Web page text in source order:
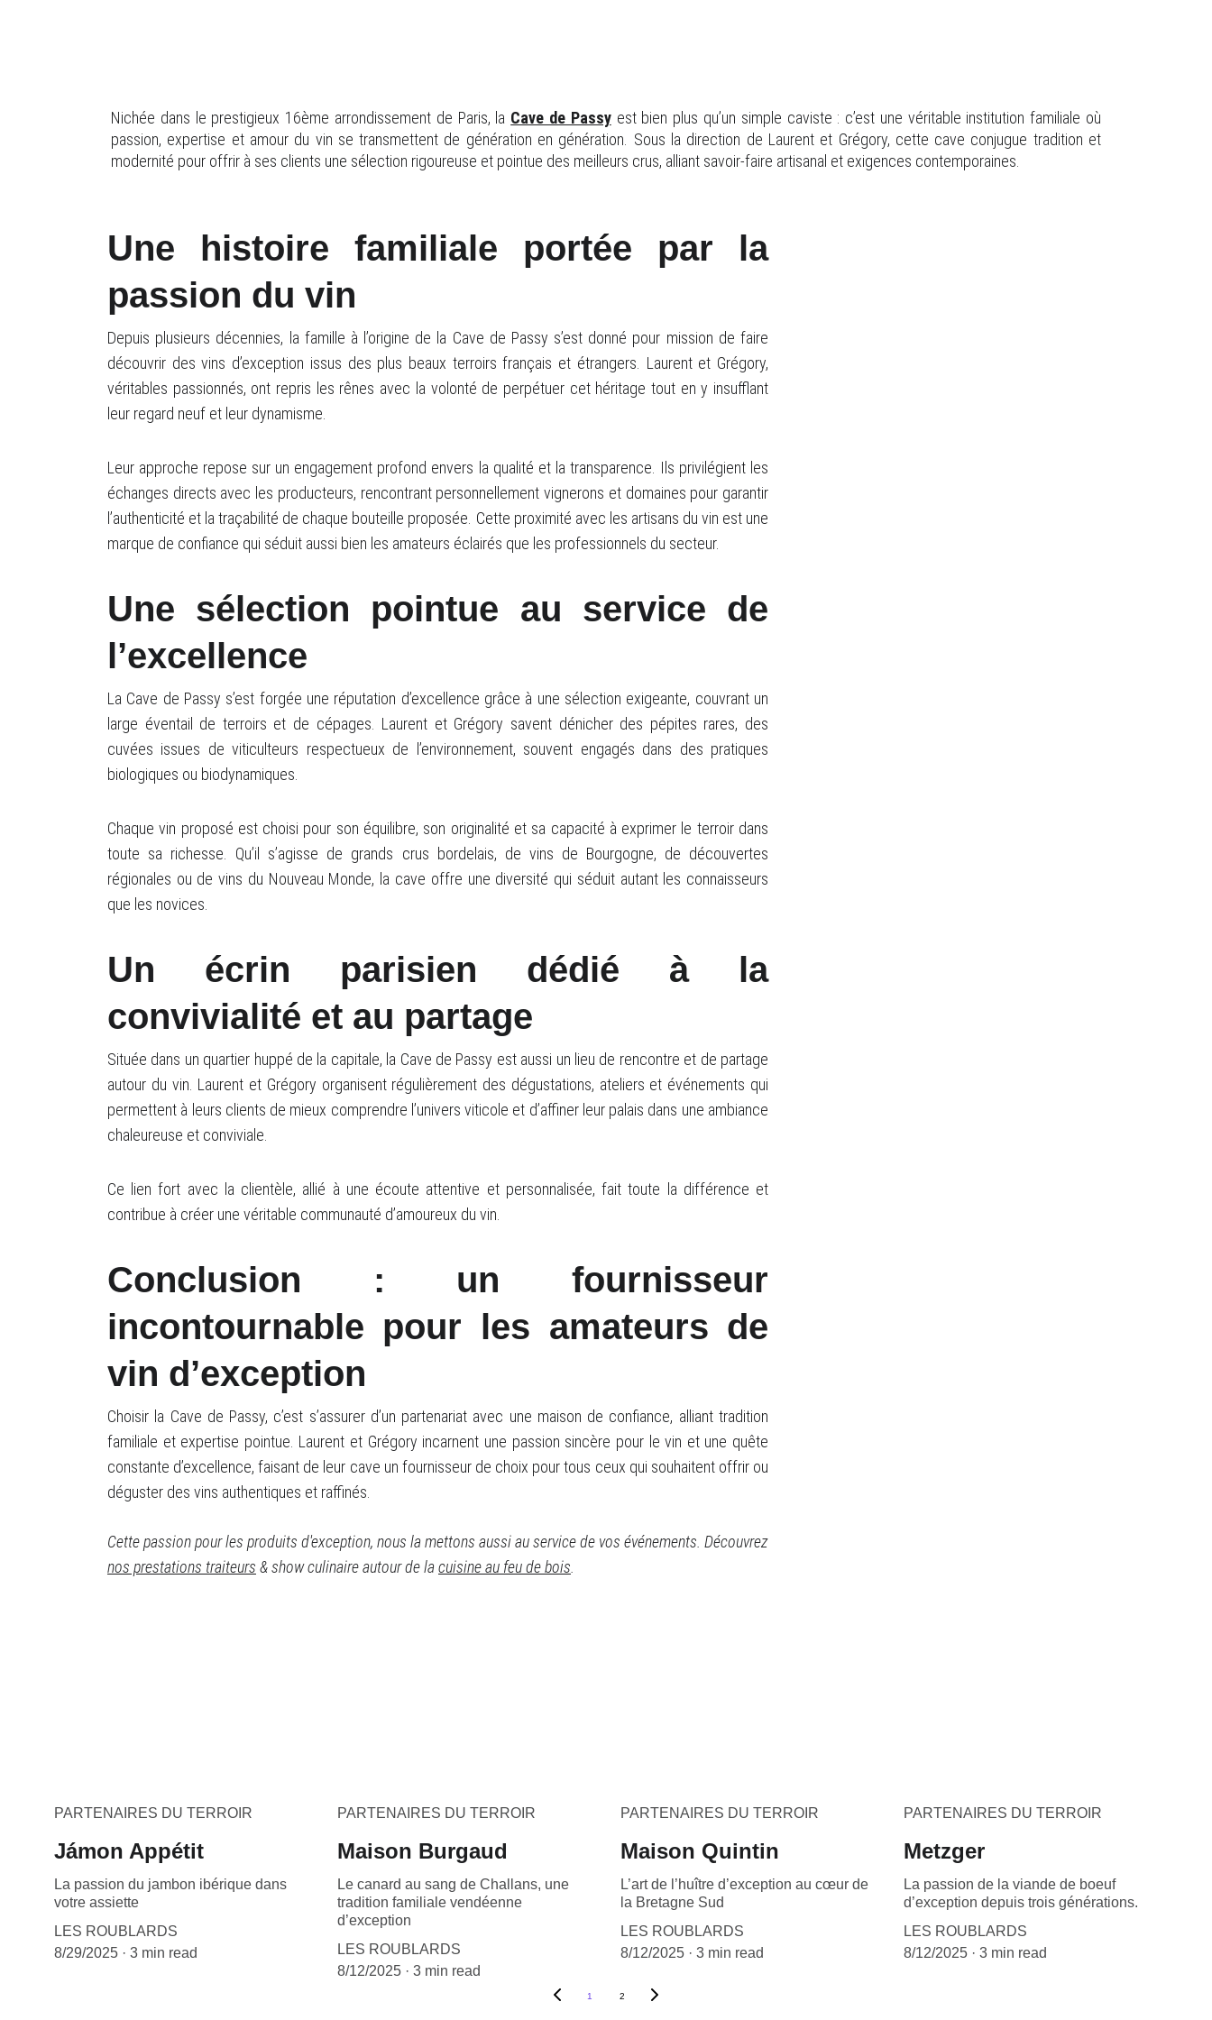
Une histoire familiale portée par la
passion du vin
Depuis plusieurs décennies, la famille à l’origine de la Cave de Passy s’est donné pour mission de faire
découvrir des vins d’exception issus des plus beaux terroirs français et étrangers. Laurent et Grégory,
véritables passionnés, ont repris les rênes avec la volonté de perpétuer cet héritage tout en y insufflant
leur regard neuf et leur dynamisme.
Leur approche repose sur un engagement profond envers la qualité et la transparence. Ils privilégient les
échanges directs avec les producteurs, rencontrant personnellement vignerons et domaines pour garantir
l’authenticité et la traçabilité de chaque bouteille proposée. Cette proximité avec les artisans du vin est une
marque de confiance qui séduit aussi bien les amateurs éclairés que les professionnels du secteur.
Une sélection pointue au service de
l’excellence
La Cave de Passy s’est forgée une réputation d’excellence grâce à une sélection exigeante, couvrant un
large éventail de terroirs et de cépages. Laurent et Grégory savent dénicher des pépites rares, des
cuvées issues de viticulteurs respectueux de l’environnement, souvent engagés dans des pratiques
biologiques ou biodynamiques.
Chaque vin proposé est choisi pour son équilibre, son originalité et sa capacité à exprimer le terroir dans
toute sa richesse. Qu’il s’agisse de grands crus bordelais, de vins de Bourgogne, de découvertes
régionales ou de vins du Nouveau Monde, la cave offre une diversité qui séduit autant les connaisseurs
que les novices.
Un écrin parisien dédié à la
convivialité et au partage
Située dans un quartier huppé de la capitale, la Cave de Passy est aussi un lieu de rencontre et de partage
autour du vin. Laurent et Grégory organisent régulièrement des dégustations, ateliers et événements qui
permettent à leurs clients de mieux comprendre l’univers viticole et d’affiner leur palais dans une ambiance
chaleureuse et conviviale.
Ce lien fort avec la clientèle, allié à une écoute attentive et personnalisée, fait toute la différence et
contribue à créer une véritable communauté d’amoureux du vin.
Conclusion : un fournisseur
incontournable pour les amateurs de
vin d’exception
Choisir la Cave de Passy, c’est s’assurer d’un partenariat avec une maison de confiance, alliant tradition
familiale et expertise pointue. Laurent et Grégory incarnent une passion sincère pour le vin et une quête
constante d’excellence, faisant de leur cave un fournisseur de choix pour tous ceux qui souhaitent offrir ou
déguster des vins authentiques et raffinés.
Cette passion pour les produits d'exception, nous la mettons aussi au service de vos événements. Découvrez
nos prestations traiteurs & show culinaire autour de lacuisine au feu de bois
Nichée dans le prestigieux 16ème arrondissement de Paris, la Cave de Passyest bien plus qu’un simple caviste : c’est une véritable institution familiale où
passion, expertise et amour du vin se transmettent de génération en génération. Sous la direction de Laurent et Grégory, cette cave conjugue tradition et
modernité pour offrir à ses clients une sélection rigoureuse et pointue des meilleurs crus, alliant savoir-faire artisanal et exigences contemporaines.
PARTENAIRES DU TERROIR
Jámon Appétit
La passion du jambon ibérique dans
votre assiette
LES ROUBLARDS
8/29/2025
3 min read
PARTENAIRES DU TERROIR
Maison Burgaud
Le canard au sang de Challans, une
tradition familiale vendéenne
d’exception
LES ROUBLARDS
8/12/2025
3 min read
PARTENAIRES DU TERROIR
Maison Quintin
L’art de l’huître d’exception au cœur de
la Bretagne Sud
LES ROUBLARDS
8/12/2025
3 min read
PARTENAIRES DU TERROIR
Metzger
La passion de la viande de boeuf
d’exception depuis trois générations.
LES ROUBLARDS
8/12/2025
3 min read
1 2